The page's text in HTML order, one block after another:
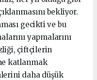
bekliyor.
gecikti ve bu
yapmalarını
çiftçilerin
katlanmak
daha düşük